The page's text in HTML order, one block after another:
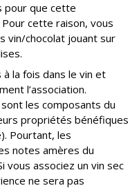
pour que cette
cette raison, vous
vin/chocolat jouant sur
la fois dans le vin et
l’association.
les composants du
propriétés bénéfiques
Pourtant, les
notes amères du
vous associez un vin sec
ne sera pas